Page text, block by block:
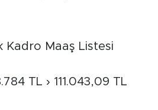
Kadro Maaş Listesi
TL › 111.043,09 TL